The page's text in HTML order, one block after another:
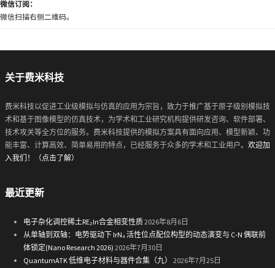
微信订阅：
微信扫描右侧二维码。
关于费米科技
费米科技以促进工业级模拟与仿真的应用为宗旨，致力于推广基于原子级别模拟技
术和基于图像模型的仿真技术，为学术和工业研究机构提供研发咨询、软件部署、
技术攻关等全方位的服务。费米科技提供的模拟方案具有面向应用、模型新颖、功
能丰富、计算高效、简单易用的特点，已经服务于众多的学术和工业用户。 欢迎加
入我们！（点击了解）
最近更新
电子杂化调控稀土RE₂In合金相变性质2026年8月6日
从单轴到双轴：电势驱动下 IrN₄ 活性位点配位构型的动态演变与 C-N 偶联前
体锁定(Nano Research 2026) 2026年7月30日
QuantumATK 低维电子材料与器件合集（九）
2026年7月25日